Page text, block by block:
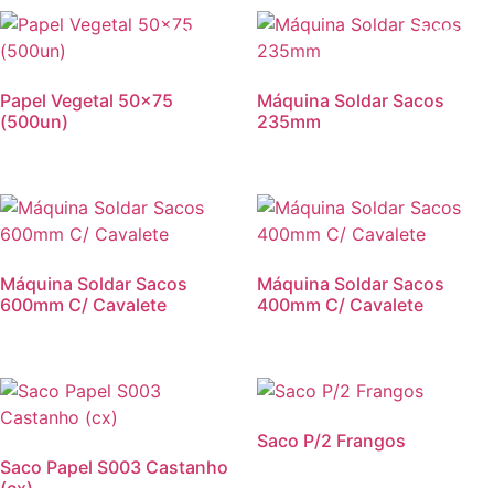
Promoção!
Papel Vegetal 50×75
(500un)
Máquina Soldar Sacos
235mm
Máquina Soldar Sacos
600mm C/ Cavalete
Máquina Soldar Sacos
400mm C/ Cavalete
Saco Papel S003 Castanho
Saco P/2 Frangos